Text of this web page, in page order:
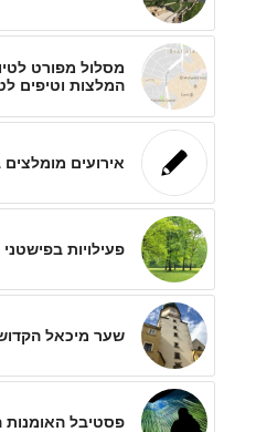
מסלול מפורט
המלצות וטיפים
אירועים מומלצים
פעילויות
שער מיכאל
פסטיבל האומנות